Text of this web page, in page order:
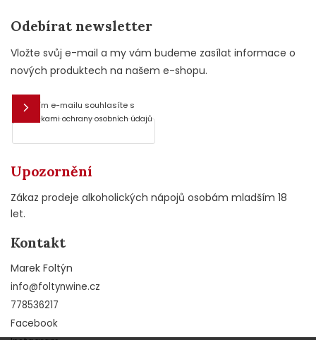
Odebírat newsletter
Vložte svůj e-mail a my vám budeme zasílat informace o
nových produktech na našem e-shopu.
E-mail
Vložením e-mailu souhlasíte s
podmínkami ochrany osobních údajů
Upozornění
Zákaz prodeje alkoholických nápojů osobám mladším 18
let.
Kontakt
Marek Foltýn
info@foltynwine.cz
778536217
Facebook